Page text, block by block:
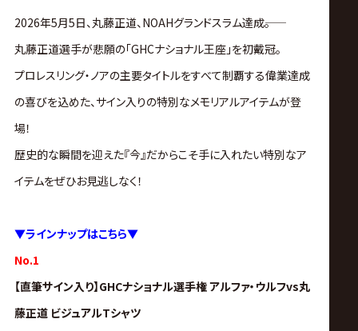
ノ
ア
公
式
サ
イ
ト
2026年5月5日、丸藤正道、NOAHグランドスラム達成――。
丸藤正道選手が悲願の「GHCナショナル王座」を初戴冠。
プロレスリング・ノアの主要タイトルをすべて制覇する偉業達成
の喜びを込めた、サイン入りの特別なメモリアルアイテムが登
場！
歴史的な瞬間を迎えた『今』だからこそ手に入れたい特別なア
イテムをぜひお見逃しなく！
▼ラインナップはこちら▼
No.1
【直筆サイン入り】GHCナショナル選手権 アルファ・ウルフvs丸
藤正道 ビジュアルTシャツ